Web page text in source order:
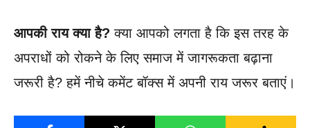
आपकी राय क्या है? क्या आपको लगता है कि इस तरह के
अपराधों को रोकने के लिए समाज में जागरूकता बढ़ाना
जरूरी है? हमें नीचे कमेंट बॉक्स में अपनी राय जरूर बताएं।